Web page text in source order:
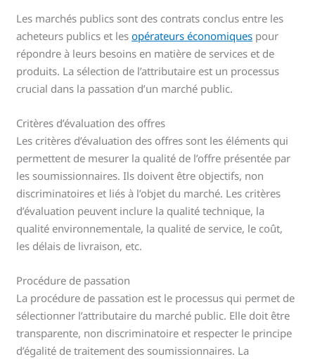
Les marchés publics sont des contrats conclus entre les
acheteurs publics et lesopérateurs économiques pour
répondre à leurs besoins en matière de services et de
produits. La sélection de l’attributaire est un processus
crucial dans la passation d’un marché public.
Critères d’évaluation des offres
Les critères d’évaluation des offres sont les éléments qui
permettent de mesurer la qualité de l’offre présentée par
les soumissionnaires. Ils doivent être objectifs, non
discriminatoires et liés à l’objet du marché. Les critères
d’évaluation peuvent inclure la qualité technique, la
qualité environnementale, la qualité de service, le coût,
les délais de livraison, etc.
Procédure de passation
La procédure de passation est le processus qui permet de
sélectionner l’attributaire du marché public. Elle doit être
transparente, non discriminatoire et respecter le principe
d’égalité de traitement des soumissionnaires. La